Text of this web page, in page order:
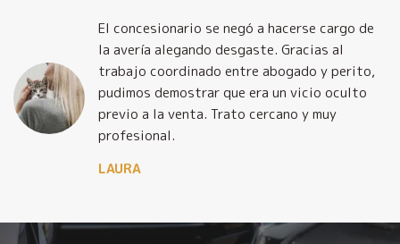
El concesionario se negó a hacerse cargo de
la avería alegando desgaste. Gracias al
trabajo coordinado entre abogado y perito,
pudimos demostrar que era un vicio oculto
previo a la venta. Trato cercano y muy
profesional.
LAURA